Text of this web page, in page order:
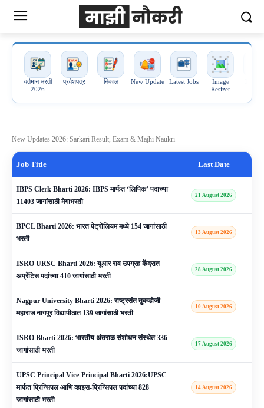
वर्तमान भरती
2026
प्रवेशपत्र निकाल New Update Latest Jobs
Image
Resizer
New Updates 2026: Sarkari Result, Exam & Majhi Naukri
Job Title Last Date
IBPS Clerk Bharti 2026: IBPS मार्फत ‘लिपिक’ पदाच्या
11403 जागांसाठी मेगाभरती
21 August 2026
BPCL Bharti 2026: भारत पेट्रोलियम मध्ये 154 जागांसाठी
भरती
13 August 2026
ISRO URSC Bharti 2026: यूआर राव उपग्रह केंद्रात
अप्रेंटिस पदांच्या 410 जागांसाठी भरती
28 August 2026
Nagpur University Bharti 2026: राष्ट्रसंत तुकडोजी
महाराज नागपूर विद्यापीठात 139 जागांसाठी भरती
10 August 2026
ISRO Bharti 2026: भारतीय अंतराळ संशोधन संस्थेत 336
जागांसाठी भरती
17 August 2026
UPSC Principal Vice-Principal Bharti 2026:UPSC
मार्फत प्रिन्सिपल आणि व्हाइस-प्रिन्सिपल पदांच्या 828
जागांसाठी भरती
14 August 2026